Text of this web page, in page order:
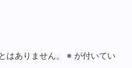
はありません。 ※ が付いてい